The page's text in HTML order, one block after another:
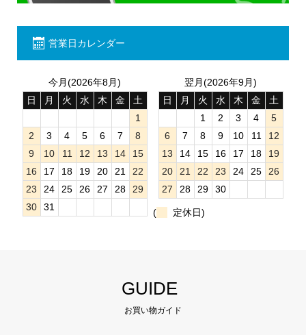
営業日カレンダー
今月(2026年8月)
日
月 火 水 木 金
土
1
2
3 4 5 6 7
8
9
10 11 12 13 14
15
16
17 18 19 20 21
22
23
24 25 26 27 28
29
30
31
翌月(2026年9月)
日
月 火 水 木 金
土
1
2 3 4
5
6
7 8 9 10 11
12
13
14 15 16 17 18
19
20
21 22 23 24 25
26
27
28 29 30
( 定休日)
GUIDE
お買い物ガイド